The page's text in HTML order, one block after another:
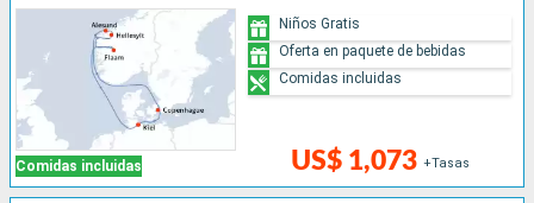
Comidas incluidas US$ 1,073 +Tasas
Niños Gratis
Oferta en paquete de bebidas
Comidas incluidas